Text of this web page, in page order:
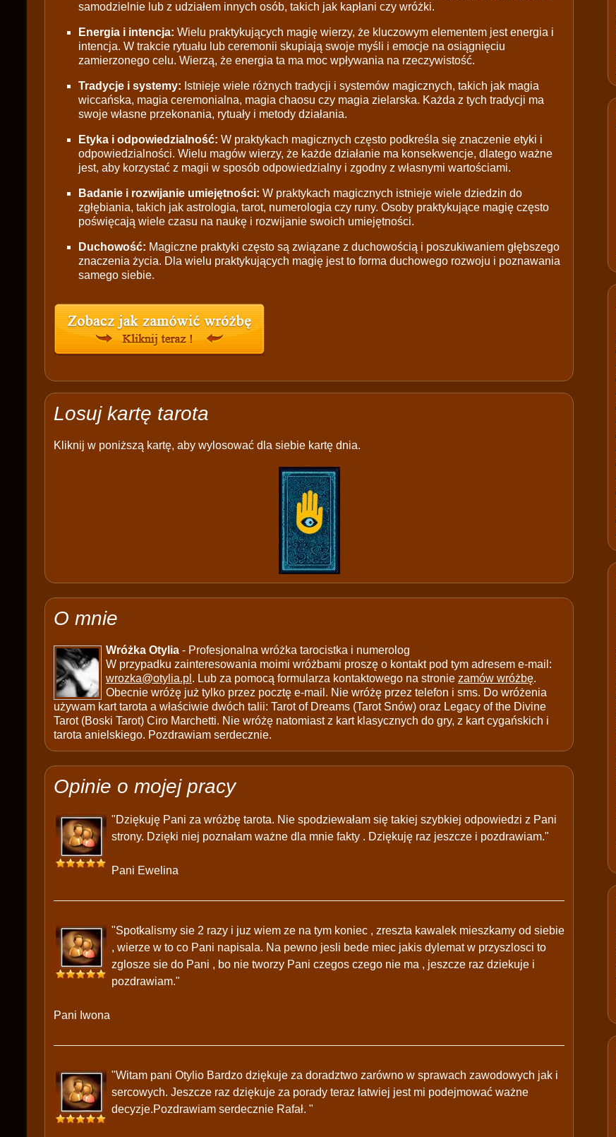
samodzielnie lub z udziałem innych osób, takich jak kapłani czy wróżki.
Energia i intencja: Wielu praktykujących magię wierzy, że kluczowym elementem jest energia i
intencja. W trakcie rytuału lub ceremonii skupiają swoje myśli i emocje na osiągnięciu
zamierzonego celu. Wierzą, że energia ta ma moc wpływania na rzeczywistość.
Tradycje i systemy: Istnieje wiele różnych tradycji i systemów magicznych, takich jak magia
wiccańska, magia ceremonialna, magia chaosu czy magia zielarska. Każda z tych tradycji ma
swoje własne przekonania, rytuały i metody działania.
Etyka i odpowiedzialność: W praktykach magicznych często podkreśla się znaczenie etyki i
odpowiedzialności. Wielu magów wierzy, że każde działanie ma konsekwencje, dlatego ważne
jest, aby korzystać z magii w sposób odpowiedzialny i zgodny z własnymi wartościami.
Badanie i rozwijanie umiejętności: W praktykach magicznych istnieje wiele dziedzin do
zgłębiania, takich jak astrologia, tarot, numerologia czy runy. Osoby praktykujące magię często
poświęcają wiele czasu na naukę i rozwijanie swoich umiejętności.
Duchowość: Magiczne praktyki często są związane z duchowością i poszukiwaniem głębszego
znaczenia życia. Dla wielu praktykujących magię jest to forma duchowego rozwoju i poznawania
samego siebie.
Losuj kartę tarota
Kliknij w poniższą kartę, aby wylosować dla siebie kartę dnia.
O mnie
Wróżka Otylia - Profesjonalna wróżka tarocistka i numerolog
W przypadku zainteresowania moimi wróżbami proszę o kontakt pod tym adresem e-mail:
wrozka@otylia.pl . Lub za pomocą formularza kontaktowego na stronie zamów wróżbę.
Obecnie wróżę już tylko przez pocztę e-mail. Nie wróżę przez telefon i sms. Do wróżenia
używam kart tarota a właściwie dwóch talii: Tarot of Dreams (Tarot Snów) oraz Legacy of the Divine
Tarot (Boski Tarot) Ciro Marchetti. Nie wróżę natomiast z kart klasycznych do gry, z kart cygańskich i
tarota anielskiego. Pozdrawiam serdecznie.
Opinie o mojej pracy
"Dziękuję Pani za wróżbę tarota. Nie spodziewałam się takiej szybkiej odpowiedzi z Pani
strony. Dzięki niej poznałam ważne dla mnie fakty . Dziękuję raz jeszcze i pozdrawiam."
Pani Ewelina
"Spotkalismy sie 2 razy i juz wiem ze na tym koniec , zreszta kawalek mieszkamy od siebie
, wierze w to co Pani napisala. Na pewno jesli bede miec jakis dylemat w przyszlosci to
zglosze sie do Pani , bo nie tworzy Pani czegos czego nie ma , jeszcze raz dziekuje i
pozdrawiam."
Pani Iwona
"Witam pani Otylio Bardzo dziękuje za doradztwo zarówno w sprawach zawodowych jak i
sercowych. Jeszcze raz dziękuje za porady teraz łatwiej jest mi podejmować ważne
decyzje.Pozdrawiam serdecznie Rafał. "